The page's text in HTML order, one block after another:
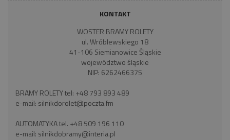
KONTAKT
WOSTER BRAMY ROLETY
ul. Wróblewskiego 18
41-106 Siemianowice Śląskie
województwo śląskie
NIP: 6262466375
BRAMY ROLETY tel: +48 793 893 489
e-mail: silnikdorolet@poczta.fm
AUTOMATYKA tel. +48 509 196 110
e-mail: silnikdobramy@interia.pl